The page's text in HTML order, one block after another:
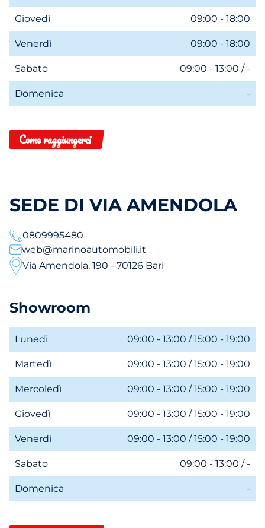
Giovedì 09:00 - 18:00
Venerdì 09:00 - 18:00
Sabato 09:00 - 13:00 / -
Domenica -
Come raggiungerci
SEDE DI VIA AMENDOLA
0809995480
web@marinoautomobili.it
Via Amendola, 190 - 70126 Bari
Showroom
Lunedì 09:00 - 13:00 / 15:00 - 19:00
Martedì 09:00 - 13:00 / 15:00 - 19:00
Mercoledì 09:00 - 13:00 / 15:00 - 19:00
Giovedì 09:00 - 13:00 / 15:00 - 19:00
Venerdì 09:00 - 13:00 / 15:00 - 19:00
Sabato 09:00 - 13:00 / -
Domenica -